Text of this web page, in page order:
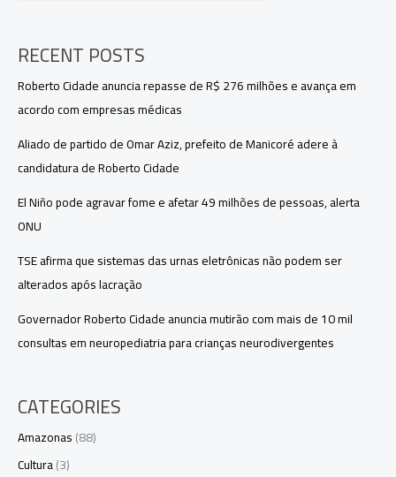
RECENT POSTS
Roberto Cidade anuncia repasse de R$ 276 milhões e avança em
acordo com empresas médicas
Aliado de partido de Omar Aziz, prefeito de Manicoré adere à
candidatura de Roberto Cidade
El Niño pode agravar fome e afetar 49 milhões de pessoas, alerta
ONU
TSE afirma que sistemas das urnas eletrônicas não podem ser
alterados após lacração
Governador Roberto Cidade anuncia mutirão com mais de 10 mil
consultas em neuropediatria para crianças neurodivergentes
CATEGORIES
Amazonas(88)
Cultura(3)